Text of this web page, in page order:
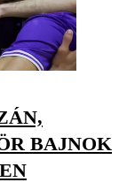
BAJNOK